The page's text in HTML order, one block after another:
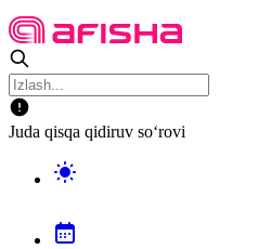
Juda qisqa qidiruv so‘rovi